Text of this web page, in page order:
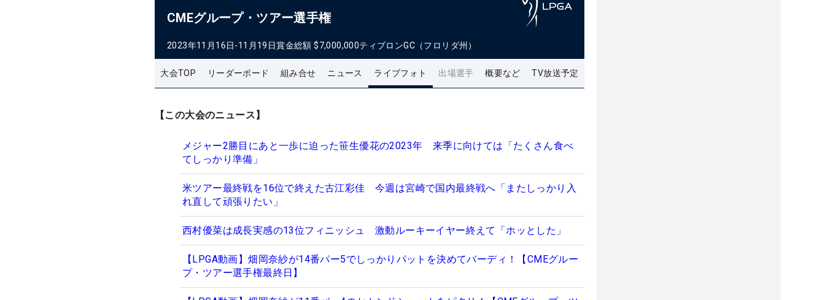
CMEグループ・ツアー選手権
2023年11月16日-11月19日賞金総額 $7,000,000ティブロンGC（フロリダ州）
大会TOP リーダーボード 組み合せ ニュース ライブフォト 出場選手 概要など TV放送予定
【この大会のニュース】
メジャー2勝目にあと一歩に迫った笹生優花の2023年 来季に向けては「たくさん食べ
てしっかり準備」
米ツアー最終戦を16位で終えた古江彩佳 今週は宮崎で国内最終戦へ「またしっかり入
れ直して頑張りたい」
西村優菜は成長実感の13位フィニッシュ 激動ルーキーイヤー終えて「ホッとした」
【LPGA動画】畑岡奈紗が14番パー5でしっかりパットを決めてバーディ！【CMEグルー
プ・ツアー選手権最終日】